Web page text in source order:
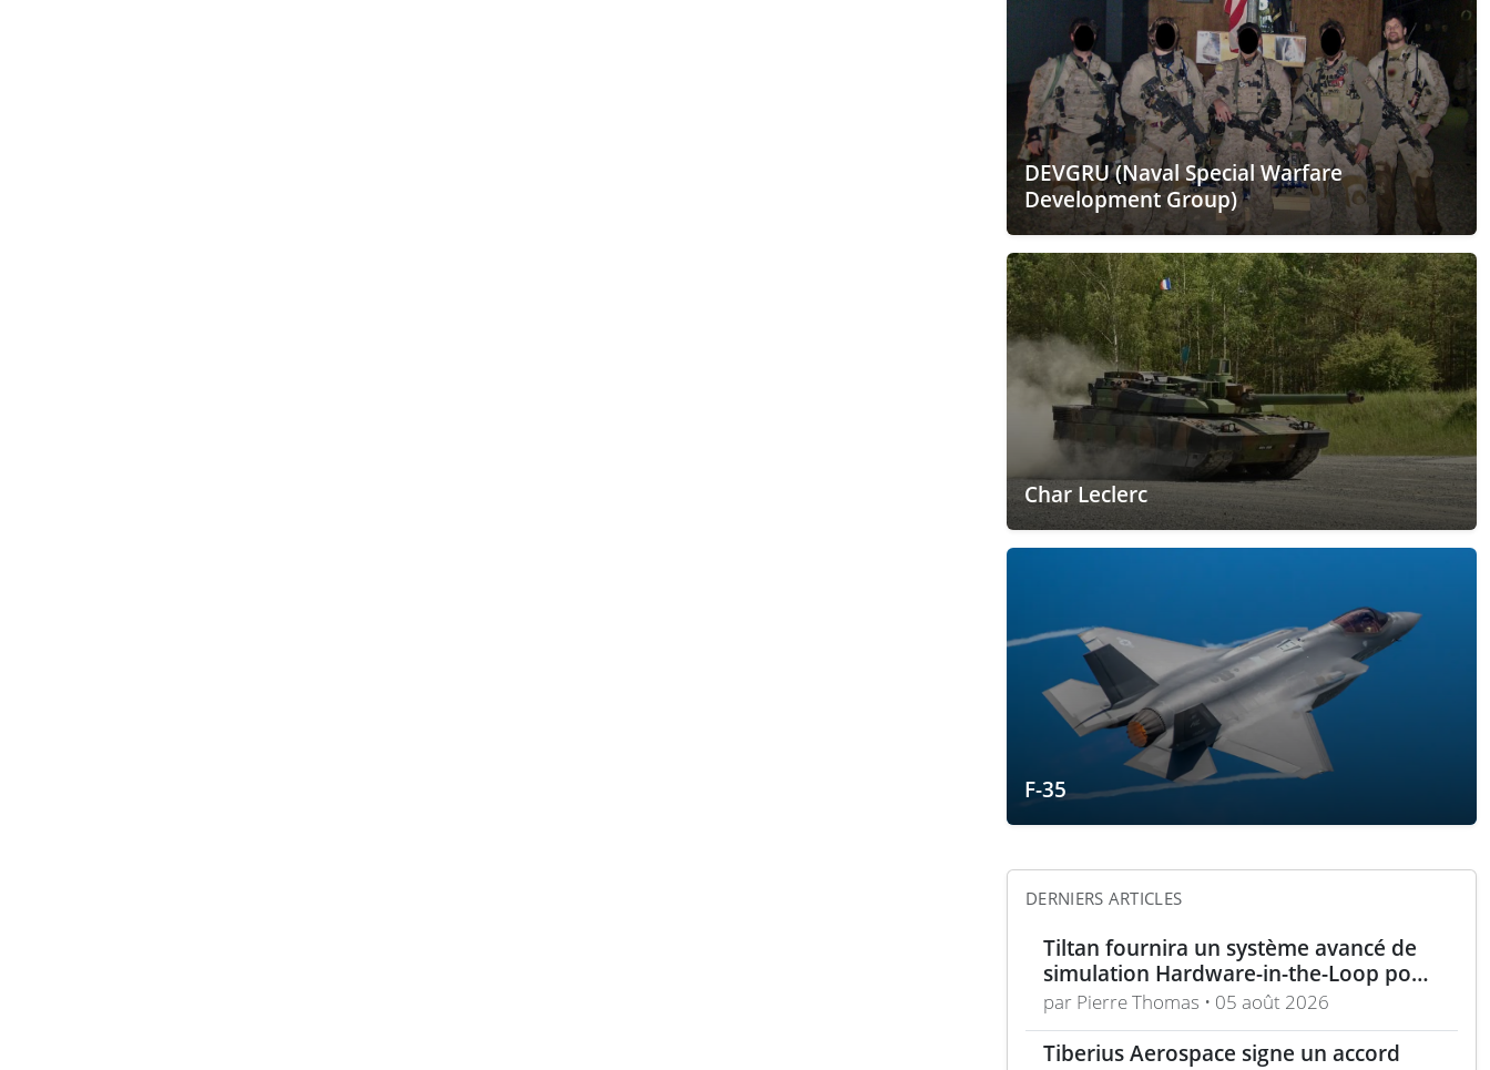
DEVGRU (Naval Special Warfare
Development Group)
Char Leclerc
F-35
DERNIERS ARTICLES
Tiltan fournira un système avancé de
simulation Hardware-in-the-Loop pour
un programme électro-optique IR
unique
par Pierre Thomas • 05 août 2026
Tiberius Aerospace signe un accord